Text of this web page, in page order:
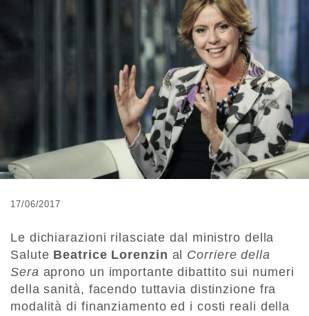
17/06/2017
Le dichiarazioni rilasciate dal ministro della
Salute Beatrice Lorenzin al Corriere della
Sera aprono un importante dibattito sui numeri
della sanità, facendo tuttavia distinzione fra
modalità di finanziamento ed i costi reali della